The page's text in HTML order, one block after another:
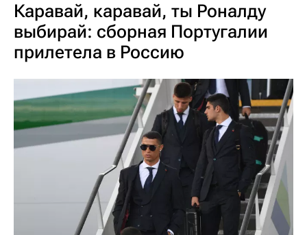
Каравай, каравай, ты Роналду
выбирай: сборная Португалии
прилетела в Россию